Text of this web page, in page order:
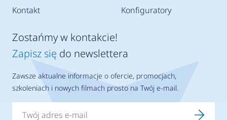
Kontakt Konfiguratory
Zostańmy w kontakcie!
Zapisz się do newslettera
Zawsze aktualne informacje o ofercie, promocjach,
szkoleniach i nowych filmach prosto na Twój e-mail.